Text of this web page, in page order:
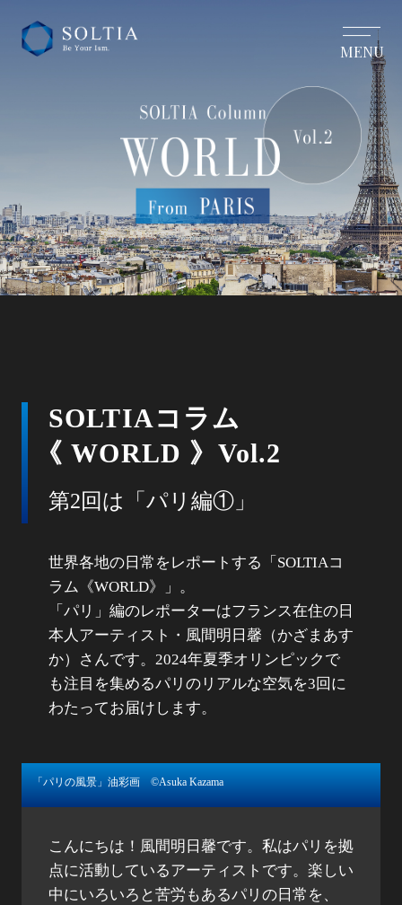
SOLTIAコラム
《 WORLD 》Vol.2
第2回は「パリ編①」
世界各地の日常をレポートする「SOLTIAコ
ラム《WORLD》」。
「パリ」編のレポーターはフランス在住の日
本人アーティスト・風間明日馨（かざまあす
か）さんです。2024年夏季オリンピックで
も注目を集めるパリのリアルな空気を3回に
わたってお届けします。
「パリの風景」油彩画 ©Asuka Kazama
こんにちは！風間明日馨です。私はパリを拠
点に活動しているアーティストです。楽しい
中にいろいろと苦労もあるパリの日常を、